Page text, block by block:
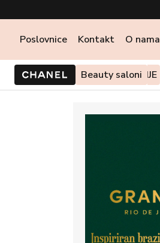
Poslovnice Kontakt O nama
Beauty saloni
PONUDE I AKCIJE